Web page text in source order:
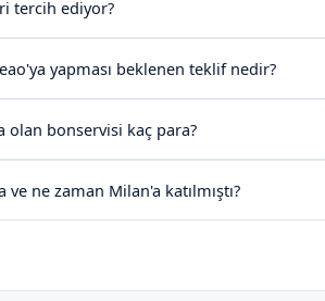
tercih ediyor?
yapması beklenen teklif nedir?
olan bonservisi kaç para?
ve ne zaman Milan'a katılmıştı?